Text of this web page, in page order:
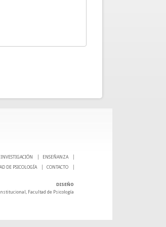
INVESTIGACIÓN
ENSEÑANZA
DE PSICOLOGÍA CONTACTO
DISEÑO
Facultad de Psicología